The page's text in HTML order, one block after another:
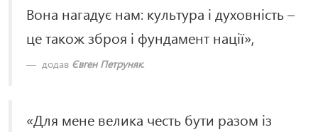
Вона нагадує нам: культура і духовність –
це також зброя і фундамент нації»,
додав Євген Петруняк.
«Для мене велика честь бути разом із